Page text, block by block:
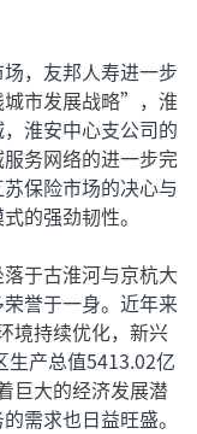
，友邦人寿进一步
市发展战略”，淮
淮安中心支公司的
务网络的进一步完
保险市场的决心与
的强劲韧性。
于古淮河与京杭大
誉于一身。近年来
持续优化，新兴
生产总值5413.02亿
巨大的经济发展潜
需求也日益旺盛。